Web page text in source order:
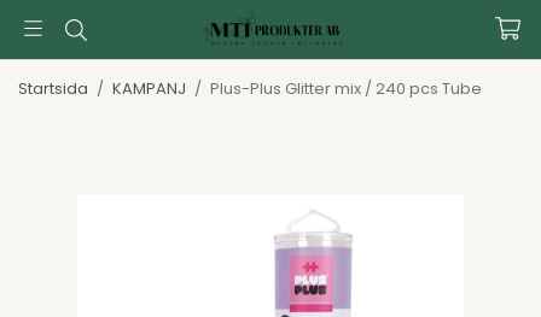
Startsida / KAMPANJ / Plus-Plus Glitter mix / 240 pcs Tube